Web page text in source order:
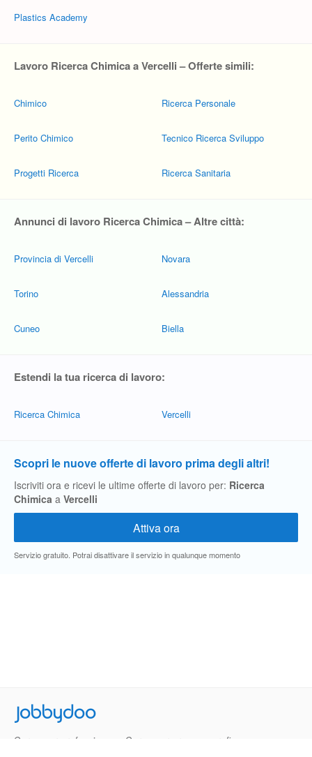
Plastics Academy
Lavoro Ricerca Chimica a Vercelli – Offerte simili:
Chimico
Perito Chimico
Progetti Ricerca
Ricerca Personale
Tecnico Ricerca Sviluppo
Ricerca Sanitaria
Annunci di lavoro Ricerca Chimica – Altre città:
Provincia di Vercelli
Torino
Cuneo
Novara
Alessandria
Biella
Estendi la tua ricerca di lavoro:
Ricerca Chimica Vercelli
Scopri le nuove offerte di lavoro prima degli altri!
Iscriviti ora e ricevi le ultime offerte di lavoro per: Ricerca
Chimica a Vercelli
Servizio gratuito. Potrai disattivare il servizio in qualunque momento
Jobbydoo
Cerca per professione Cerca per area geografica